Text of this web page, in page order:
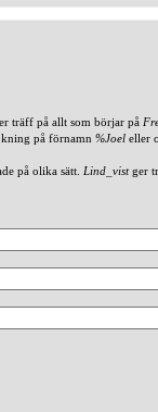
träff på allt som börjar på
på förnamn %Joel eller
på olika sätt. Lind_vistger